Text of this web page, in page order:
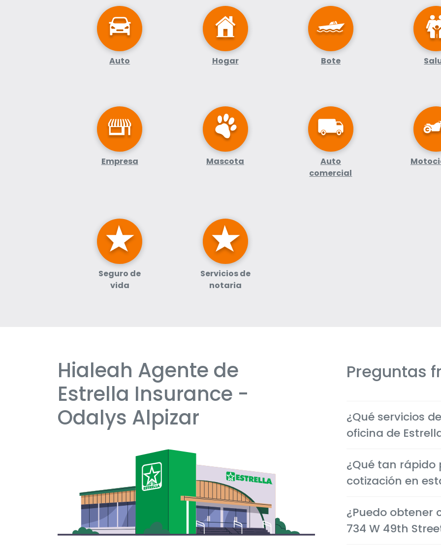
Auto Hogar Bote
Empresa Mascota
Auto
comercial
Seguro de
vida
Servicios de
notaria
Skip
link
Hialeah Agente de
Estrella Insurance -
Odalys Alpizar
Preguntas
¿Qué servicios
oficina de
motocicleta,
necesidades de los
¿Qué tan
cotización en
minutos, tanto en
que puedas tomar
¿Puedo obtener
734 W 49th